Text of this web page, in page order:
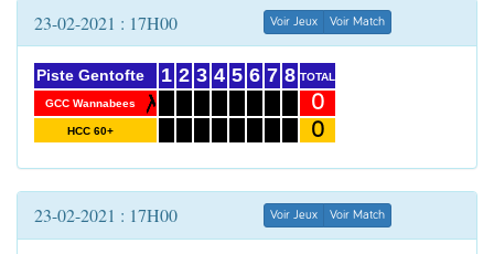
23-02-2021 : 17H00 Voir Jeux Voir Match
Piste Gentofte
GCC Wannabees
HCC 60+
1 2 3 4 5 6 7 8 TOTAL
0
0
23-02-2021 : 17H00 Voir Jeux Voir Match